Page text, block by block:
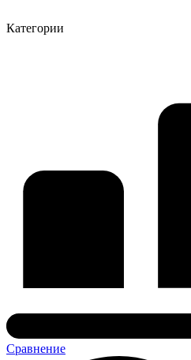
Категории
Сравнение